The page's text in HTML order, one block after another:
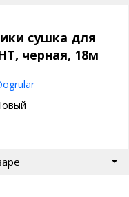
сушка для
черная, 18м